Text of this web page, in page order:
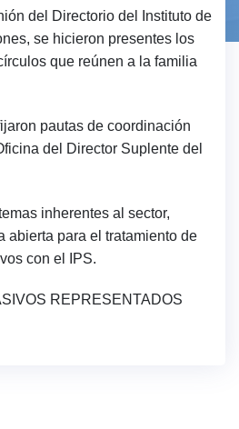
del Directorio del Instituto de
se hicieron presentes los
que reúnen a la familia
pautas de coordinación
del Director Suplente del
inherentes al sector,
abierta para el tratamiento de
con el IPS.
REPRESENTADOS